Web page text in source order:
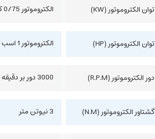
توان الکتروموتور (KW) الکتروموتور 0/75 کیلووات
توان الکتروموتور (HP) الکتروموتور 1 اسب بخار
دور الکتروموتور (R.P.M) 3000 دور بر دقیقه
گشتاور الکتروموتور (N.M) 3 نیوتن متر